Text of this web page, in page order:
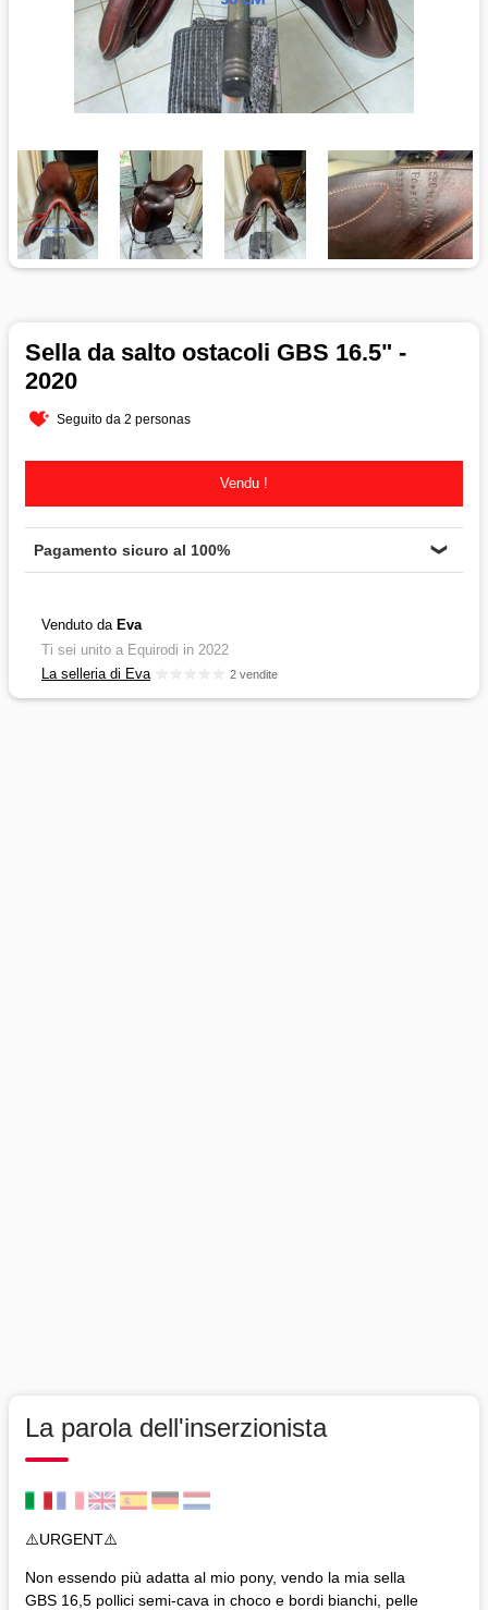
Sella da salto ostacoli GBS 16.5" -
2020
Seguito da 2 personas
Vendu !
Pagamento sicuro al 100% ❯
Venduto da Eva
Ti sei unito a Equirodi in 2022
La selleria di Eva
2 vendite
La parola dell'inserzionista
⚠️URGENT⚠️
Non essendo più adatta al mio pony, vendo la mia sella
GBS 16,5 pollici semi-cava in choco e bordi bianchi, pelle